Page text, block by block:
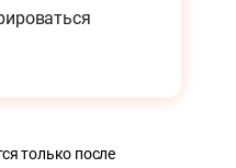
только после